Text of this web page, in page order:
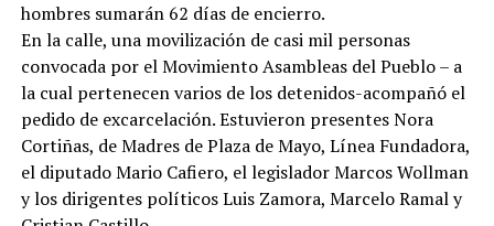
hombres sumarán 62 días de encierro.
En la calle, una movilización de casi mil personas
convocada por el Movimiento Asambleas del Pueblo – a
la cual pertenecen varios de los detenidos-acompañó el
pedido de excarcelación. Estuvieron presentes Nora
Cortiñas, de Madres de Plaza de Mayo, Línea Fundadora,
el diputado Mario Cafiero, el legislador Marcos Wollman
y los dirigentes políticos Luis Zamora, Marcelo Ramal y